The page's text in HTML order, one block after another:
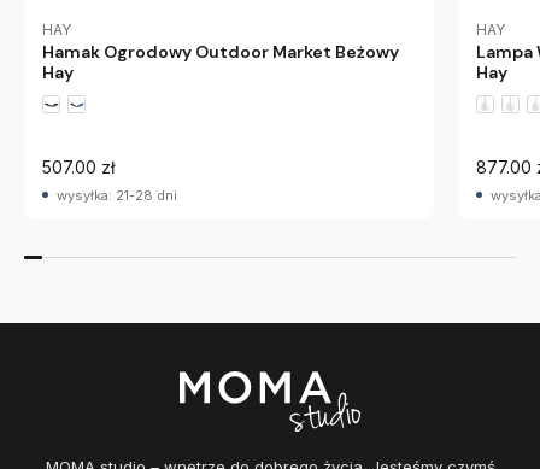
HAY
Hamak Ogrodowy Outdoor Market Beżowy
Hay
507.00 zł
wysyłka: 21-28 dni
HAY
Lampa
Hay
877.00